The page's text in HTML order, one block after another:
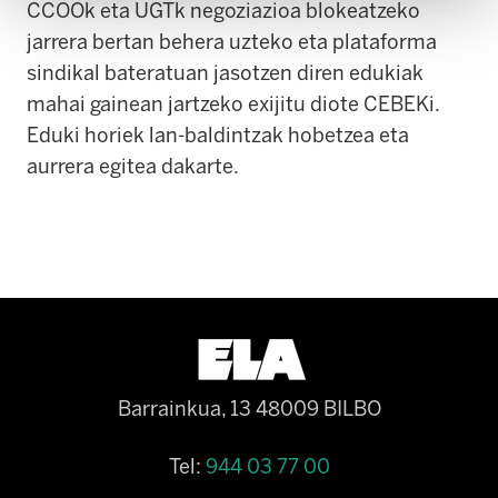
CCOOk eta UGTk negoziazioa blokeatzeko
jarrera bertan behera uzteko eta plataforma
sindikal bateratuan jasotzen diren edukiak
mahai gainean jartzeko exijitu diote CEBEKi.
Eduki horiek lan-baldintzak hobetzea eta
aurrera egitea dakarte.
Barrainkua, 13 48009 BILBO
Tel: 944 03 77 00